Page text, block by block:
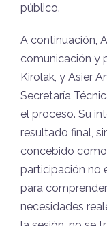
público.
A continuación,
comunicación y
Kirolak, y Asier
Secretaría
el proceso. Su
resultado final,
concebido
participación no
para
necesidades